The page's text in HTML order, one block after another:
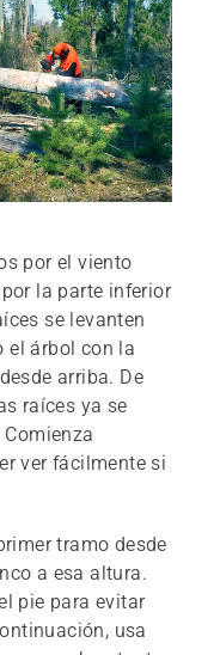
por el viento
la parte inferior
se levanten
el árbol con la
arriba. De
raíces ya se
ver fácilmente si
tramo desde
a esa altura.
pie para evitar
usa